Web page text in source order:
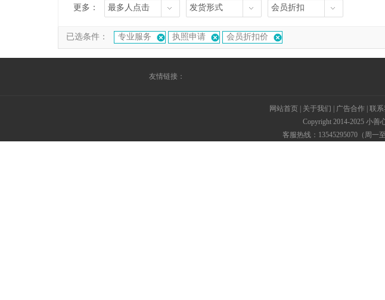
更多： 最多人点击 发货形式 会员折扣
已选条件： 专业服务 执照申请 会员折扣价
友情链接：
网站首页 关于我们 广告合作 联系
Copyright 2014-2025 小善
客服热线：13545295070（周一